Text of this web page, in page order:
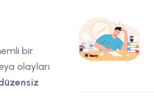
bir
olayları